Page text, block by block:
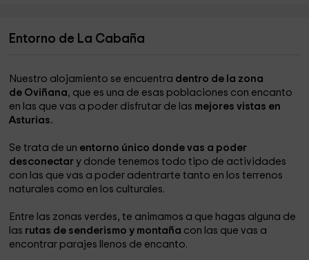
Entorno de La Cabaña
Nuestro alojamiento se encuentra dentro de la zona
de Oviñana, que es una de esas poblaciones con encanto
en las que vas a poder disfrutar de las mejores vistas en
Asturias.
Se trata de un entorno único donde vas a poder
desconectar y donde tenemos todo tipo de actividades
con las que vas a poder adentrarte tanto en los terrenos
naturales como en los culturales.
Entre las zonas verdes, te animamos a que hagas alguna de
las rutas de senderismo y montaña con las que vas a
encontrar parajes llenos de encanto.